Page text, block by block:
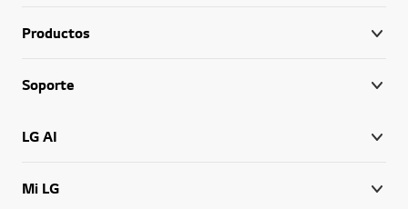
Productos
Soporte
LG AI
Mi LG